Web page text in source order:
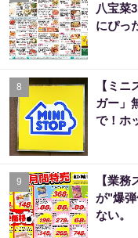
八宝菜
にぴっ
8
【ミ
ガー」
で！ホ
9
【業
が"爆
ない。